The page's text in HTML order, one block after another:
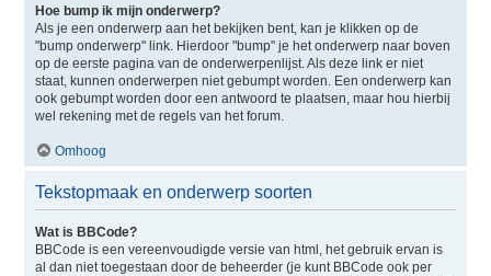
Hoe bump ik mijn onderwerp?
Als je een onderwerp aan het bekijken bent, kan je klikken op de
"bump onderwerp" link. Hierdoor "bump" je het onderwerp naar boven
op de eerste pagina van de onderwerpenlijst. Als deze link er niet
staat, kunnen onderwerpen niet gebumpt worden. Een onderwerp kan
ook gebumpt worden door een antwoord te plaatsen, maar hou hierbij
wel rekening met de regels van het forum.
Omhoog
Tekstopmaak en onderwerp soorten
Wat is BBCode?
BBCode is een vereenvoudigde versie van html, het gebruik ervan is
al dan niet toegestaan door de beheerder (je kunt BBCode ook per